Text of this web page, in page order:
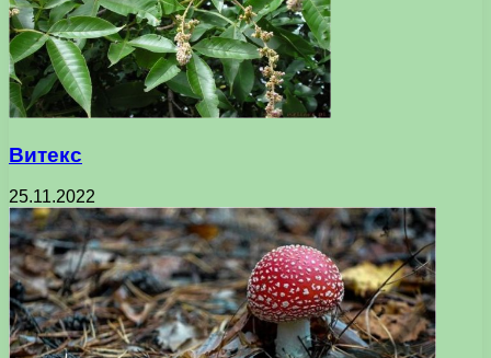
Витекс
25.11.2022